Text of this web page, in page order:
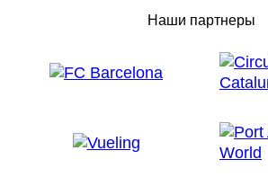
Наши партнеры